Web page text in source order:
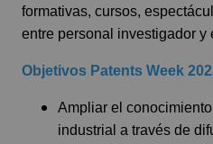
formativas, cursos,
entre personal investigador y
Objetivos Patents Week
Ampliar el
industrial a través de